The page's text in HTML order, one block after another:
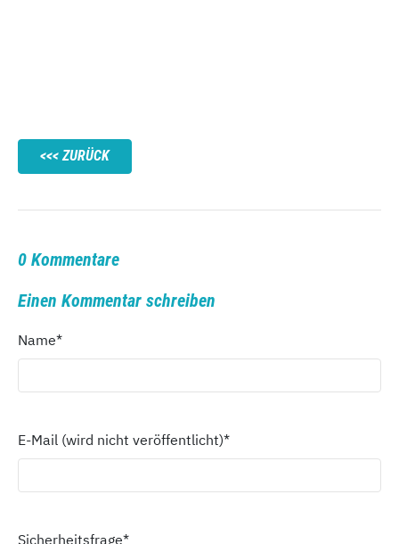
ZURÜCK
0 Kommentare
Einen Kommentar schreiben
Name*
E-Mail (wird nicht veröffentlicht)*
Sicherheitsfrage*